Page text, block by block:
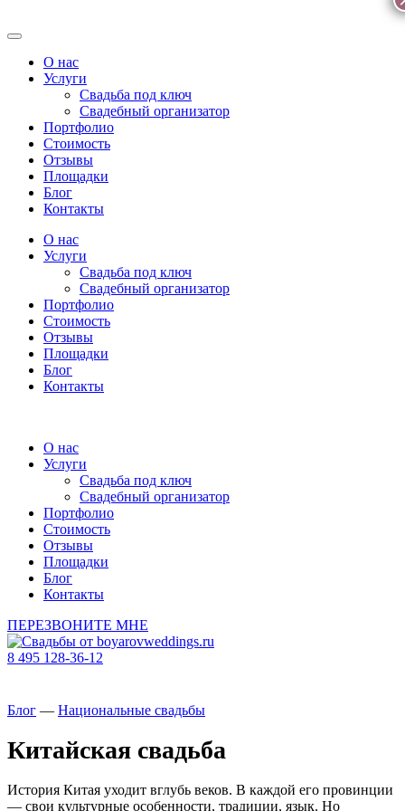
О нас
Услуги
Свадьба под ключ
Свадебный организатор
Портфолио
Стоимость
Отзывы
Площадки
Блог
Контакты
О нас
Услуги
Свадьба под ключ
Свадебный организатор
Портфолио
Стоимость
Отзывы
Площадки
Блог
Контакты
О нас
Услуги
Свадьба под ключ
Свадебный организатор
Портфолио
Стоимость
Отзывы
Площадки
Блог
Контакты
ПЕРЕЗВОНИТЕ МНЕ
8 495 128-36-12
Блог — Национальные свадьбы
Китайская свадьба
История Китая уходит вглубь веков. В каждой его провинции
— свои культурные особенности, традиции, язык. Но